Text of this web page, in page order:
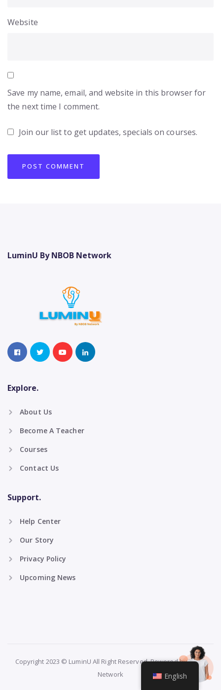
Website
Save my name, email, and website in this browser for
the next time I comment.
Join our list to get updates, specials on courses.
LuminU By NBOB Network
Explore.
About Us
Become A Teacher
Courses
Contact Us
Support.
Help Center
Our Story
Privacy Policy
Upcoming News
Copyright 2023 © LuminU All Right Reserved. Powered by NBOB
Network
English